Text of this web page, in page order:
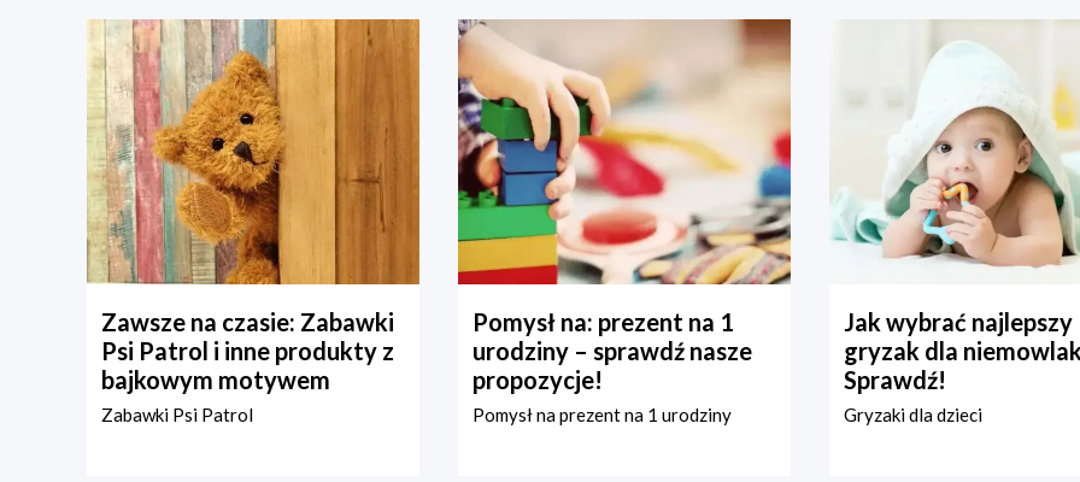
Zawsze na czasie: Zabawki
Psi Patrol i inne produkty z
bajkowym motywem
Zabawki Psi Patrol
Pomysł na: prezent na 1
urodziny – sprawdź nasze
propozycje!
Pomysł na prezent na 1 urodziny
Jak wybrać najlepszy
gryzak dla
Sprawdź!
Gryzaki dla dzieci